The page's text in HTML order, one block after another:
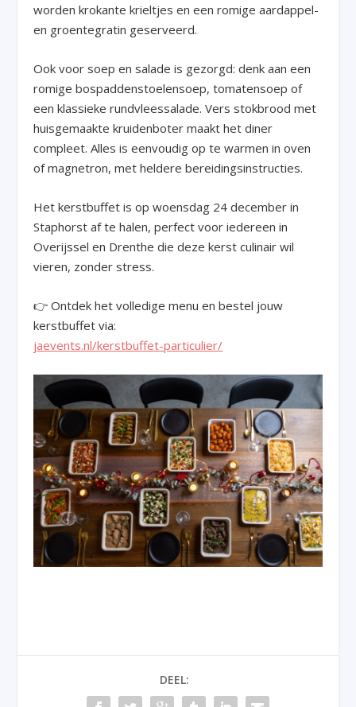
worden krokante krieltjes en een romige aardappel-
en groentegratin geserveerd.
Ook voor soep en salade is gezorgd: denk aan een
romige bospaddenstoelensoep, tomatensoep of
een klassieke rundvleessalade. Vers stokbrood met
huisgemaakte kruidenboter maakt het diner
compleet. Alles is eenvoudig op te warmen in oven
of magnetron, met heldere bereidingsinstructies.
Het kerstbuffet is opwoensdag 24 december in
Staphorst af te halen, perfect voor iedereen in
Overijssel en Drenthe die deze kerst culinair wil
vieren, zonder stress.
👉Ontdek het volledige menu en bestel jouw
kerstbuffet via:
jaevents.nl/kerstbuffet-particulier/
DEEL: